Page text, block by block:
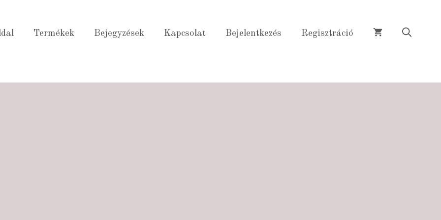
Termékek Bejegyzések Kapcsolat Bejelentkezés Regisztráció